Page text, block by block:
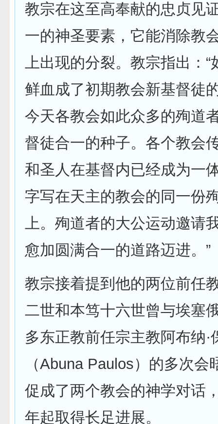
教宗在这至高奉献的忠贞见
一的神圣要素，它能消除教
上出现的分裂。教宗指出：
鲜血成了初期教会新基督徒
今天各教会如此众多的殉道
督徒合一的种子。各个教会
和圣人在基督内已经成为一
字写在天主的教会的同一份
上。殉道者的大公运动邀请
愈加圆满合一的道路迈进。”
教宗接着提到他的两位前任
二世和本笃十六世曾与埃塞
多东正教前任宗主教阿布纳·
（Abuna Paulos）的多次会
促成了两个教会的神学对话
年起取得长足进展。